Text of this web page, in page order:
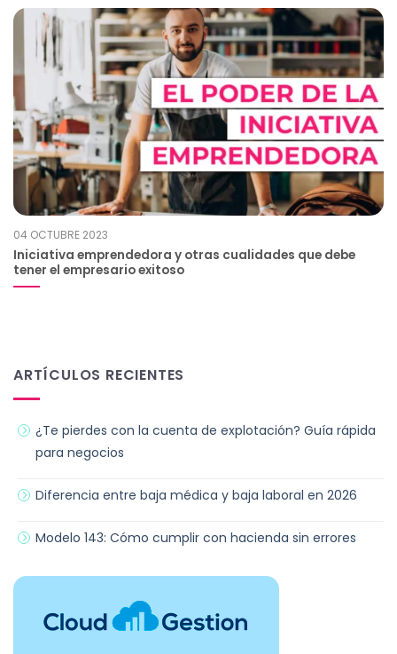
04 OCTUBRE 2023
Iniciativa emprendedora y otras cualidades que debe
tener el empresario exitoso
ARTÍCULOS RECIENTES
¿Te pierdes con la cuenta de explotación? Guía rápida
para negocios
Diferencia entre baja médica y baja laboral en 2026
Modelo 143: Cómo cumplir con hacienda sin errores